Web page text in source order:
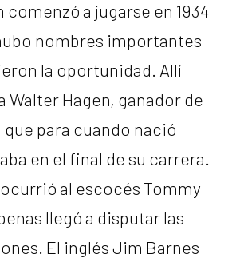
a jugarse en 1934
nombres importantes
la oportunidad. Allí
Walter Hagen, ganador de
que para cuando nació
en el final de su carrera.
al escocés Tommy
llegó a disputar las
El inglés Jim Barnes